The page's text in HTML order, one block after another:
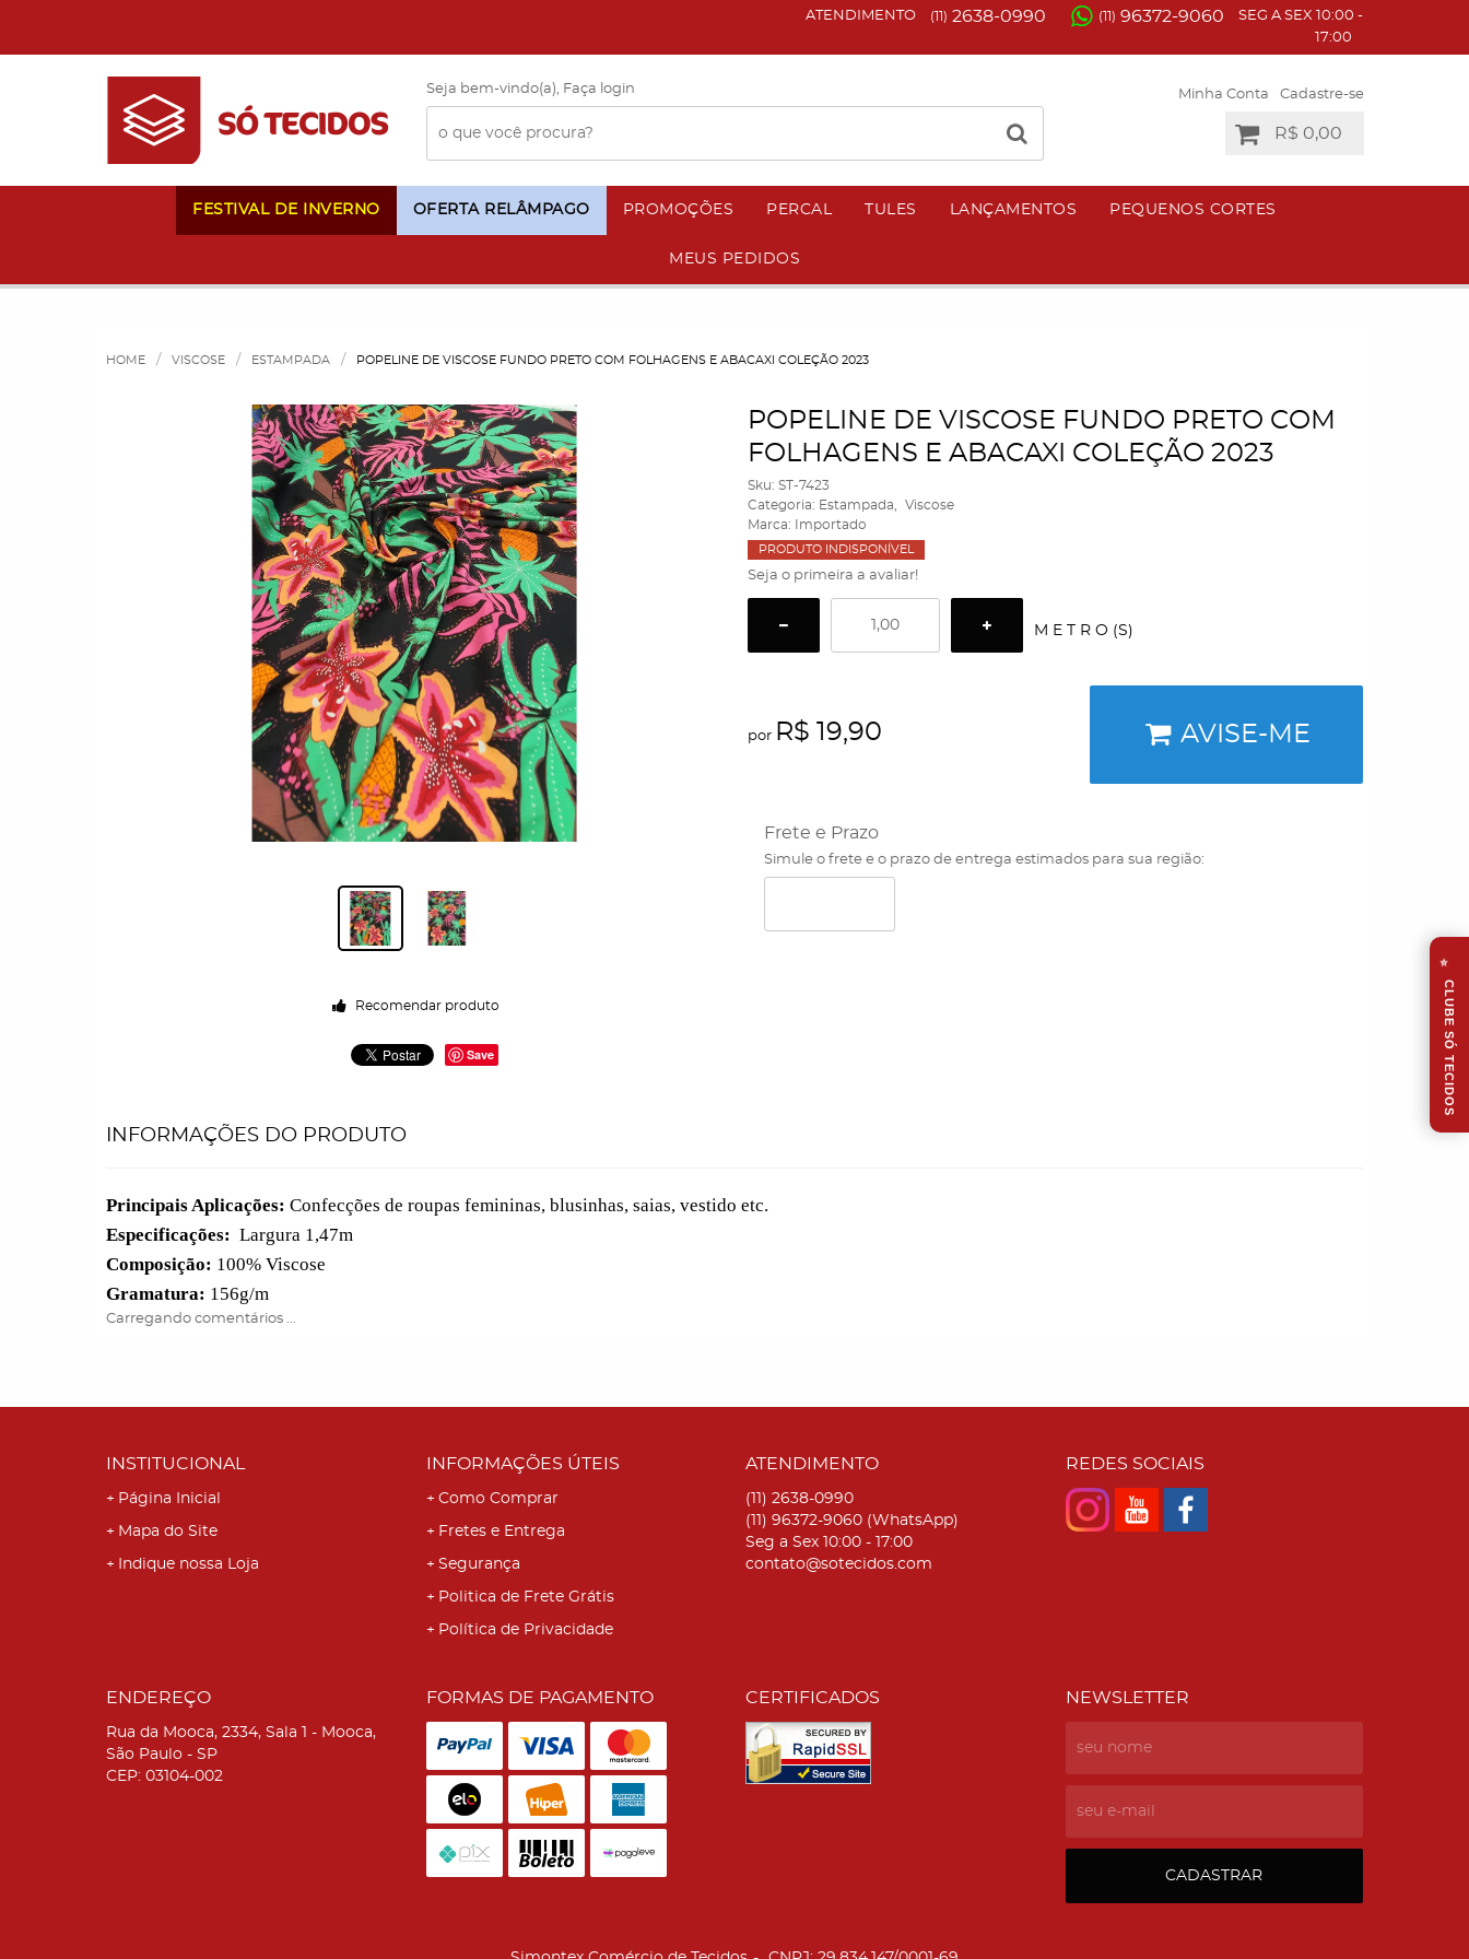
ATENDIMENTO (11) 2638-0990 (11) 96372-9060
SEG A SEX 10:00 -
17:00
Seja bem-vindo(a), Faça login Minha Conta Cadastre-se
R$ 0,00
FESTIVAL DE INVERNO OFERTA RELÂMPAGO PROMOÇÕES PERCAL TULES LANÇAMENTOS PEQUENOS CORTES
MEUS PEDIDOS
HOME VISCOSE ESTAMPADA POPELINE DE VISCOSE FUNDO PRETO COM FOLHAGENS E ABACAXI COLEÇÃO 2023
Recomendar produto
Save
POPELINE DE VISCOSE FUNDO PRETO COM
FOLHAGENS E ABACAXI COLEÇÃO 2023
Sku: ST-7423
Categoria: Estampada
Viscose
Marca:
Importado
PRODUTO INDISPONÍVEL
Seja o primeira a avaliar!
M E T R O (S)
por R$ 19,90 AVISE-ME
Frete e Prazo
Simule o frete e o prazo de entrega estimados para sua região:
INFORMAÇÕES DO PRODUTO
Principais Aplicações: Confecções de roupas femininas, blusinhas, saias, vestido etc.
Especificações: Largura 1,47m
Composição: 100% Viscose
Gramatura: 156g/m
Carregando comentários ...
INSTITUCIONAL
Página Inicial
Mapa do Site
Indique nossa Loja
INFORMAÇÕES ÚTEIS
Como Comprar
Fretes e Entrega
Segurança
Politica de Frete Grátis
Política de Privacidade
ATENDIMENTO
(11) 2638-0990
(11) 96372-9060 (WhatsApp)
Seg a Sex 10:00 - 17:00
contato@sotecidos.com
REDES SOCIAIS
ENDEREÇO
Rua da Mooca, 2334, Sala 1 - Mooca,
São Paulo - SP
CEP: 03104-002
FORMAS DE PAGAMENTO CERTIFICADOS NEWSLETTER
CADASTRAR
⭐
CLUBE SÓ TECIDOS